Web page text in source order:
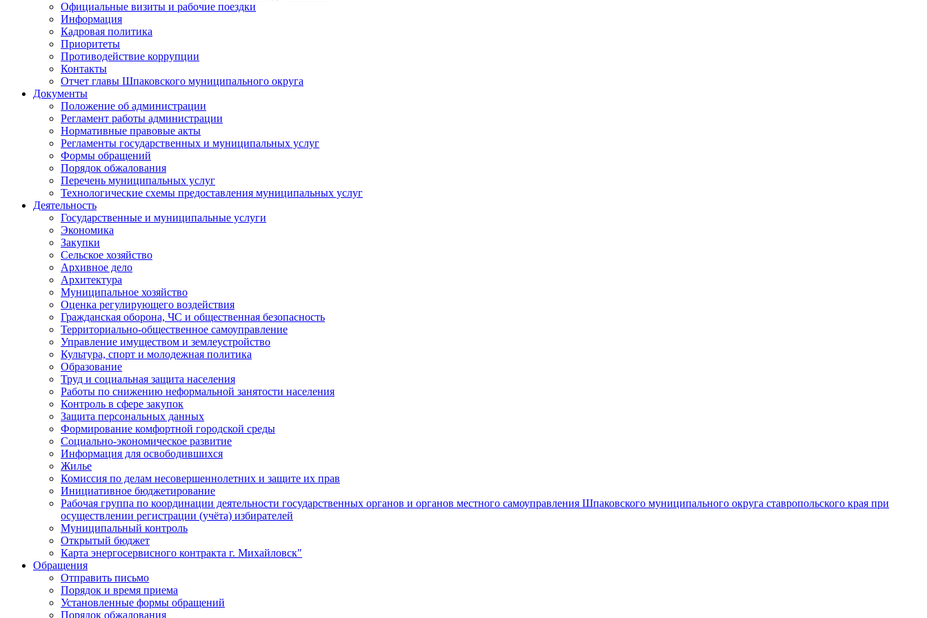
Официальные визиты и рабочие поездки
Информация
Кадровая политика
Приоритеты
Противодействие коррупции
Контакты
Отчет главы Шпаковского муниципального округа
Документы
Положение об администрации
Регламент работы администрации
Нормативные правовые акты
Регламенты государственных и муниципальных услуг
Формы обращений
Порядок обжалования
Перечень муниципальных услуг
Технологические схемы предоставления муниципальных услуг
Деятельность
Государственные и муниципальные услуги
Экономика
Закупки
Сельское хозяйство
Архивное дело
Архитектура
Муниципальное хозяйство
Оценка регулирующего воздействия
Гражданская оборона, ЧС и общественная безопасность
Территориально-общественное самоуправление
Управление имуществом и землеустройство
Культура, спорт и молодежная политика
Образование
Труд и социальная защита населения
Работы по снижению неформальной занятости населения
Контроль в сфере закупок
Защита персональных данных
Формирование комфортной городской среды
Социально-экономическое развитие
Информация для освободившихся
Жилье
Комиссия по делам несовершеннолетних и защите их прав
Инициативное бюджетирование
Рабочая группа по координации деятельности государственных органов и органов местного самоуправления Шпаковского муниципального округа ставропольского края при
осуществлении регистрации (учёта) избирателей
Муниципальный контроль
Открытый бюджет
Карта энергосервисного контракта г. Михайловск"
Обращения
Отправить письмо
Порядок и время приема
Установленные формы обращений
Порядок обжалования